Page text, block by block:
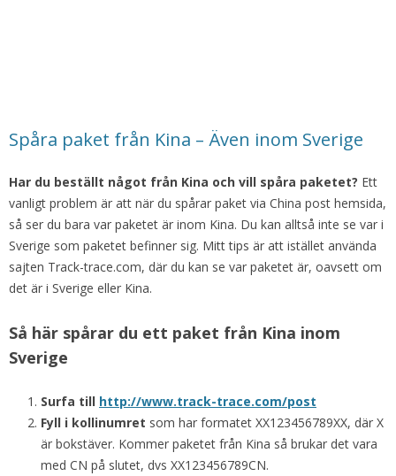
Spåra paket från Kina – Även inom Sverige
Har du beställt något från Kina och vill spåra paketet? Ett
vanligt problem är att när du spårar paket via China post hemsida,
så ser du bara var paketet är inom Kina. Du kan alltså inte se var i
Sverige som paketet befinner sig. Mitt tips är att istället använda
sajten Track-trace.com, där du kan se var paketet är, oavsett om
det är i Sverige eller Kina.
Så här spårar du ett paket från Kina inom
Sverige
Surfa till http://www.track-trace.com/post
Fyll i kollinumret som har formatet XX123456789XX, där X
är bokstäver. Kommer paketet från Kina så brukar det vara
med CN på slutet, dvs XX123456789CN.